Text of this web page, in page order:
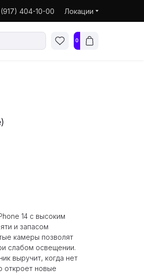
0
404-10-00 Локации
14 с высоким
и запасом
камеры позволят
слабом освещении.
выручит, когда нет
откроет новые